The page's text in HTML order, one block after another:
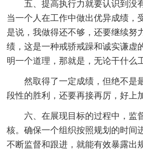
五、提高执行力就要认识到没
当一个人在工作中做出优异成绩，
是说，我做得还不够，还要继续努
绩，这是一种戒骄戒躁和诚实谦虚
明一个道理，那就是，无论干什么
然取得了一定成绩，但绝不是
段性的胜利，还要再接再厉，好上
六、在展现目标的过程中，监
核。确保一个组织按照规划的时间
不断监督和跟进，就能有效暴露出